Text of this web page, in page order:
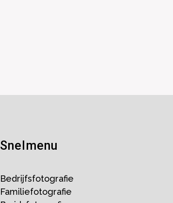
Snelmenu
Bedrijfsfotografie
Familiefotografie